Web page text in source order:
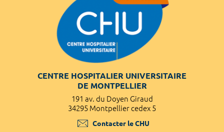
CENTRE HOSPITALIER UNIVERSITAIRE
DE MONTPELLIER
191 av. du Doyen Giraud
34295 Montpellier cedex 5
Contacter le CHU